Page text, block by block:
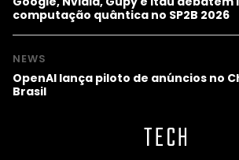
computação quântica no SP2B 2026
NEWS
OpenAI lança piloto de anúncios no
Brasil
TECH